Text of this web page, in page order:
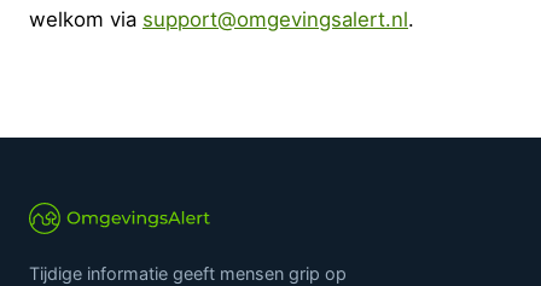
welkom via support@omgevingsalert.nl.
Tijdige informatie geeft mensen grip op